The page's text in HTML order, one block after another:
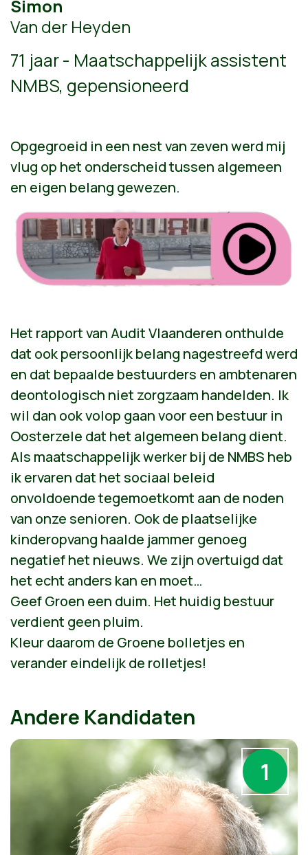
Simon
Van der Heyden
71 jaar - Maatschappelijk assistent
NMBS, gepensioneerd
Opgegroeid in een nest van zeven werd mij
vlug op het onderscheid tussen algemeen
en eigen belang gewezen.
Het rapport van Audit Vlaanderen onthulde
dat ook persoonlijk belang nagestreefd werd
en dat bepaalde bestuurders en ambtenaren
deontologisch niet zorgzaam handelden. Ik
wil dan ook volop gaan voor een bestuur in
Oosterzele dat het algemeen belang dient.
Als maatschappelijk werker bij de NMBS heb
ik ervaren dat het sociaal beleid
onvoldoende tegemoetkomt aan de noden
van onze senioren. Ook de plaatselijke
kinderopvang haalde jammer genoeg
negatief het nieuws. We zijn overtuigd dat
het echt anders kan en moet…
Geef Groen een duim. Het huidig bestuur
verdient geen pluim.
Kleur daarom de Groene bolletjes en
verander eindelijk de rolletjes!
Andere Kandidaten
1